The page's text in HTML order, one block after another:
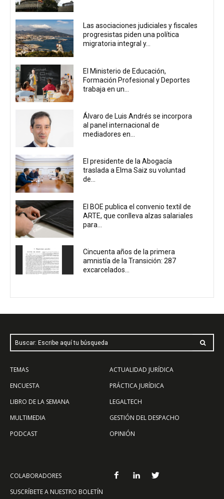
Las asociaciones judiciales y fiscales
progresistas piden una política
migratoria integral y...
El Ministerio de Educación,
Formación Profesional y Deportes
trabaja en un...
Álvaro de Luis Andrés se incorpora
al panel internacional de
mediadores en...
El presidente de la Abogacía
traslada a Elma Saiz su voluntad
de...
El BOE publica el convenio textil de
ARTE, que conlleva alzas salariales
para...
Cincuenta años de la primera
amnistía de la Transición: 287
excarcelados...
Buscar: Escribe aquí tu búsqueda
TEMAS
ENCUESTA
LIBRO DE LA SEMANA
MULTIMEDIA
PODCAST
ACTUALIDAD JURÍDICA
PRÁCTICA JURÍDICA
LEGALTECH
GESTIÓN DEL DESPACHO
OPINIÓN
COLABORADORES
SUSCRÍBETE A NUESTRO BOLETÍN